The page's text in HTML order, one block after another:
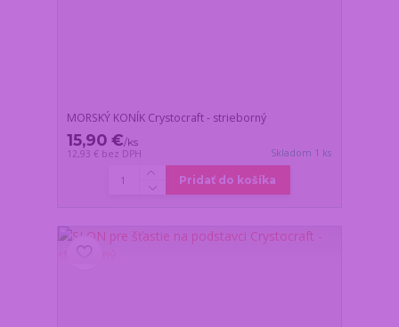
MORSKÝ KONÍK Crystocraft - strieborný
15,90 €/ks
12,93 € bez DPH Skladom 1 ks
Pridať do košíka